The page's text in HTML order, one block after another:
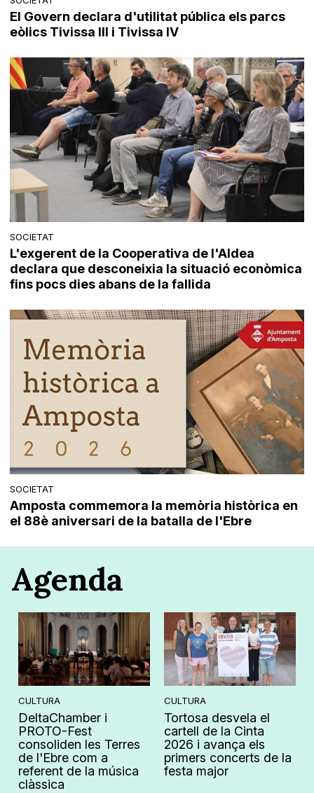
El Govern declara d'utilitat pública els parcs
eòlics Tivissa III i Tivissa IV
SOCIETAT
L'exgerent de la Cooperativa de l'Aldea
declara que desconeixia la situació econòmica
fins pocs dies abans de la fallida
SOCIETAT
Amposta commemora la memòria històrica en
el 88è aniversari de la batalla de l'Ebre
Agenda
CULTURA
DeltaChamber i
PROTO-Fest
consoliden les Terres
de l'Ebre com a
referent de la música
clàssica
CULTURA
Tortosa desvela el
cartell de la Cinta
2026 i avança els
primers concerts de la
festa major